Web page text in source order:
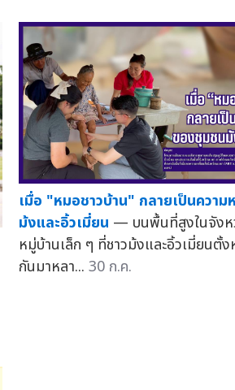
เมื่อ "หมอชาวบ้าน" กลายเป็นควา
ม้งและอิ้วเมี่ยน — บนพื้นที่สูงในจังห
หมู่บ้านเล็ก ๆ ที่ชาวม้งและอิ้วเมี่ยนตั้
กันมาหลา... 30 ก.ค.